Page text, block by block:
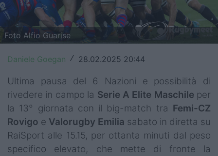
Premiership
Champions Cup
Rugby World Cup
Super Rugby
Rugby in TV
Foto Alfio Guarise
Daniele Goegan / 28.02.2025 20:44
Ultima pausa del 6 Nazioni e possibilità di
rivedere in campo la Serie A Elite Maschile per
la 13° giornata con il big-match tra Femi-CZ
Rovigo e Valorugby Emilia sabato in diretta su
RaiSport alle 15.15, per ottanta minuti dal peso
specifico elevato, che mette di fronte la